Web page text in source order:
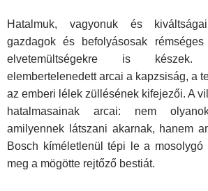
Hatalmuk, vagyonuk és
gazdagok és be­folyásosak
elvetemültségekre is
elembertelenedett arcai a kapzsiság, a
az emberi lélek züllésének kifejezői. A
hatalma­sainak arcai: nem
amilyennek látszani akarnak, hanem
Bosch kíméletlenül tépi le a mosolygó
meg a mögötte rejtőző bestiát.